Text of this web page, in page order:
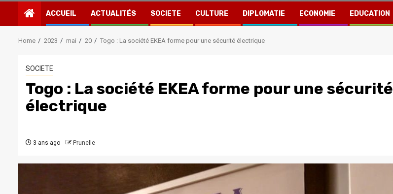
ACCUEIL ACTUALITÉS SOCIETE CULTURE DIPLOMATIE ECONOMIE EDUCATION
Home 2023 mai 20 Togo : La société EKEA forme pour une sécurité électrique
SOCIETE
Togo : La société EKEA forme pour une sécurité
électrique
3 ans ago Prunelle